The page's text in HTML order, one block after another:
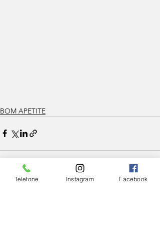
BOM APETITE
Telefone Instagram Facebook